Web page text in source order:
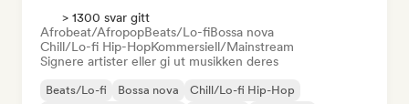
> 1300 svar gitt
Afrobeat/AfropopBeats/Lo-fiBossa nova
Chill/Lo-fi Hip-HopKommersiell/Mainstream
Signere artister eller gi ut musikken deres
Beats/Lo-fi Bossa nova
Chill/Lo-fi Hip-Hop